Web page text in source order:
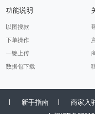
功能说明
以图搜款
下单操作
一键上传
数据包下载
新手指南 商家入